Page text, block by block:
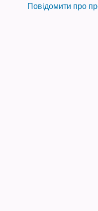
Повідомити про